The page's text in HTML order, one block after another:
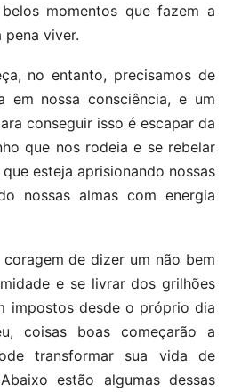
momentos que fazem a
pena viver.
no entanto, precisamos de
em nossa consciência, e um
conseguir isso é escapar da
que nos rodeia e se rebelar
esteja aprisionando nossas
nossas almas com energia
de dizer um não bem
e se livrar dos grilhões
impostos desde o próprio dia
coisas boas começarão a
transformar sua vida de
estão algumas dessas